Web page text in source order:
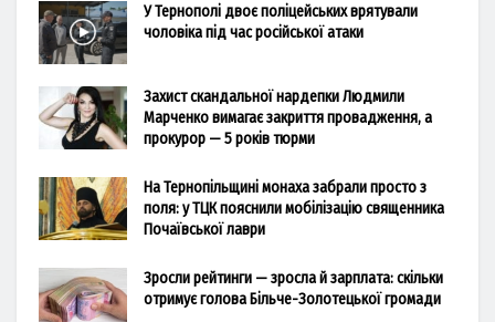
У Тернополі двоє поліцейських врятували
чоловіка під час російської атаки
Захист скандальної нардепки Людмили
Марченко вимагає закриття провадження, а
прокурор — 5 років тюрми
На Тернопільщині монаха забрали просто з
поля: у ТЦК пояснили мобілізацію священника
Почаївської лаври
Зросли рейтинги — зросла й зарплата: скільки
отримує голова Більче-Золотецької громади